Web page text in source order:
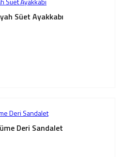
Süet Ayakkabı
Deri Sandalet